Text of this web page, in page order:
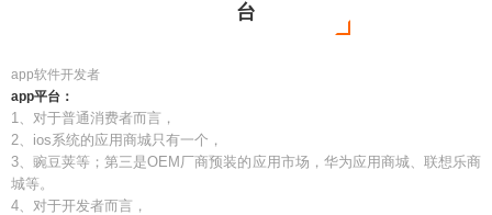
台
app软件开发者
app平台：
1、对于普通消费者而言，
2、ios系统的应用商城只有一个，
3、豌豆荚等；第三是OEM厂商预装的应用市场，华为应用商城、联想乐商
城等。
4、对于开发者而言，